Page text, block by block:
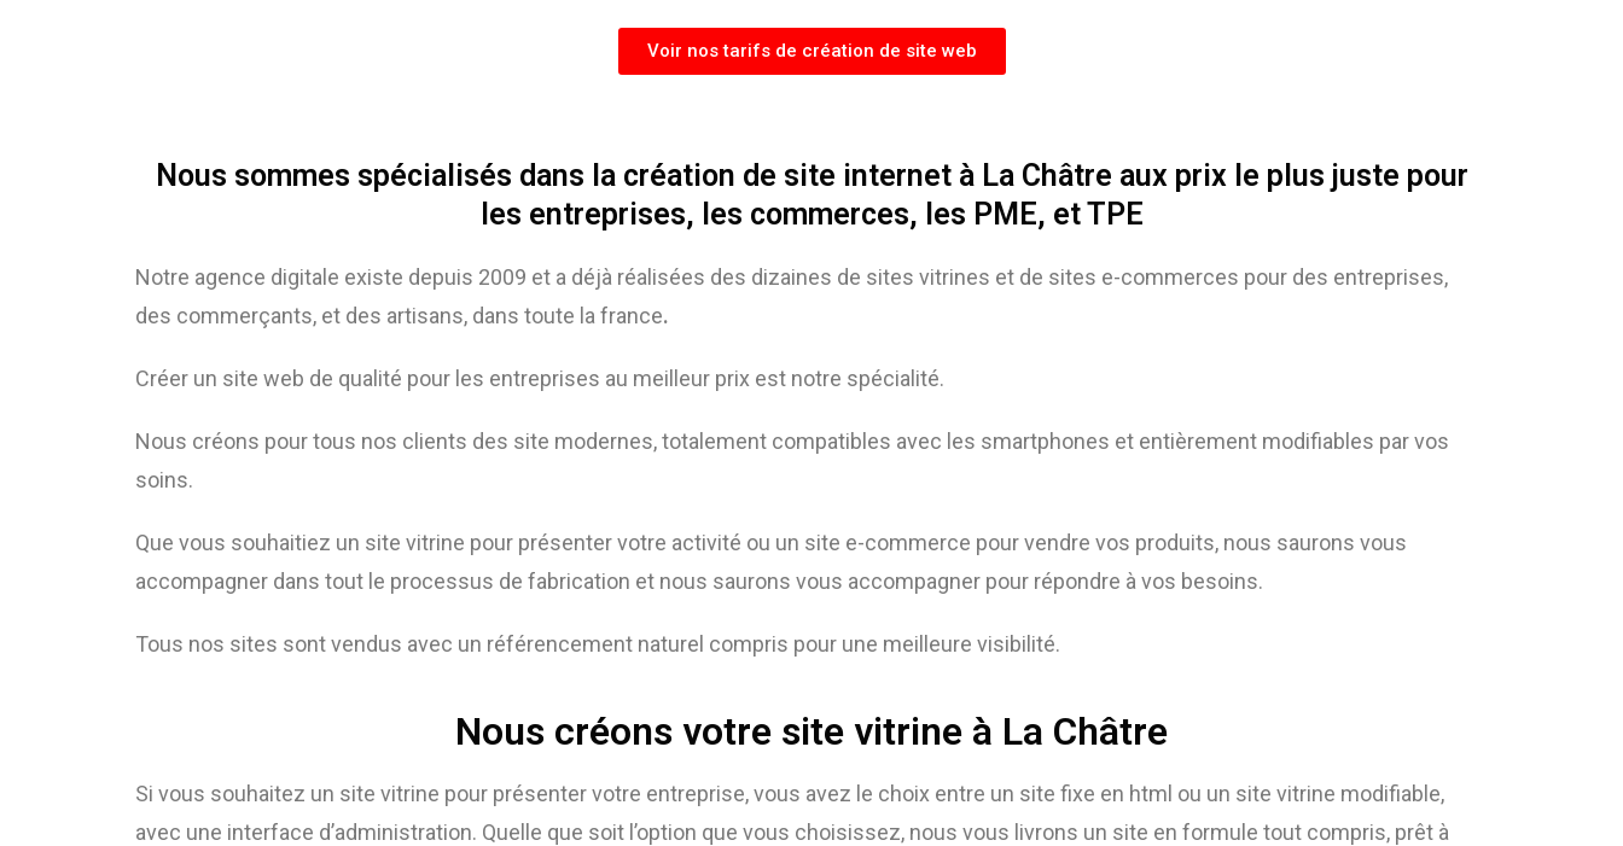
Voir nos tarifs de création de site web
Nous sommes spécialisés dans la création de site internet à La Châtre aux prix le plus juste pour
les entreprises, les commerces, les PME, et TPE
Notre agence digitale existe depuis 2009 et a déjà réalisées des dizaines de sites vitrines et de sites e-commerces pour des entreprises,
des commerçants, et des artisans, dans toute la france.
Créer un site web de qualité pour les entreprises au meilleur prix est notre spécialité.
Nous créons pour tous nos clients des site modernes, totalement compatibles avec les smartphones et entièrement modifiables par vos
soins.
Que vous souhaitiez un site vitrine pour présenter votre activité ou un site e-commerce pour vendre vos produits, nous saurons vous
accompagner dans tout le processus de fabrication et nous saurons vous accompagner pour répondre à vos besoins.
Tous nos sites sont vendus avec un référencement naturel compris pour une meilleure visibilité.
Nous créons votre site vitrine à La Châtre
Si vous souhaitez un site vitrine pour présenter votre entreprise, vous avez le choix entre un site fixe en html ou un site vitrine modifiable,
avec une interface d’administration. Quelle que soit l’option que vous choisissez, nous vous livrons un site en formule tout compris, prêt à